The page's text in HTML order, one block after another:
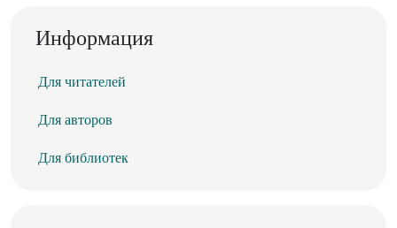
Информация
Для читателей
Для авторов
Для библиотек